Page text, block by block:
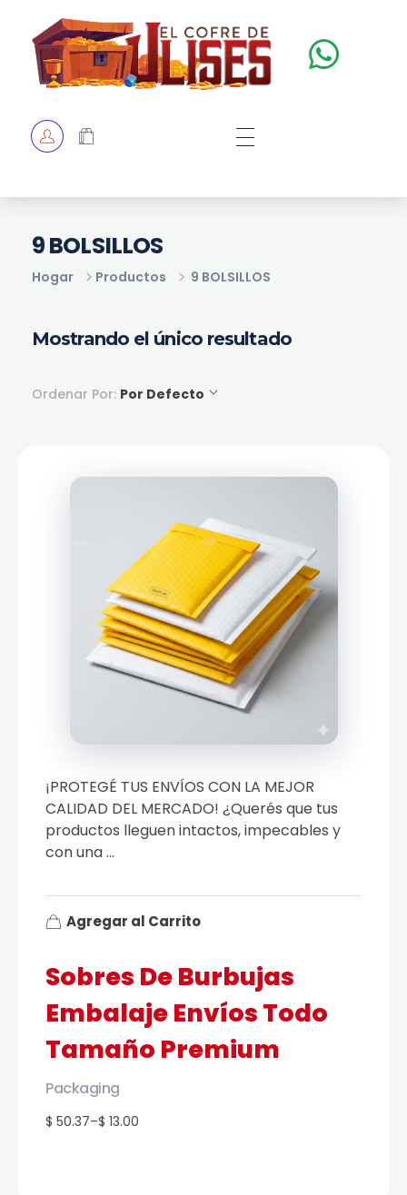
TIENDA
Hogar Productos 9 BOLSILLOS
9 BOLSILLOS
Mostrando el único resultado
Ordenar Por: Por Defecto
Sobres De Burbujas
Embalaje Envíos Todo
Tamaño Premium
$ 13.00
–
$ 50.37
Packaging
¡PROTEGÉ TUS ENVÍOS CON LA MEJOR
CALIDAD DEL MERCADO! ¿Querés que tus
productos lleguen intactos, impecables y
con una ...
Agregar al Carrito